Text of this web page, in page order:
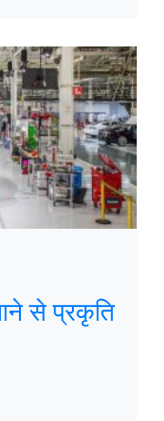
से प्रकृति